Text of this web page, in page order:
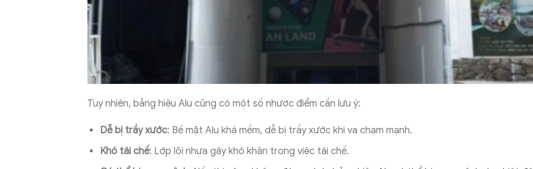
Tuy nhiên, bảng hiệu Alu cũng có một số nhược điểm cần lưu ý:
Dễ bị trầy xước: Bề mặt Alu khá mềm, dễ bị trầy xước khi va chạm mạnh.
Khó tái chế: Lớp lõi nhựa gây khó khăn trong việc tái chế.